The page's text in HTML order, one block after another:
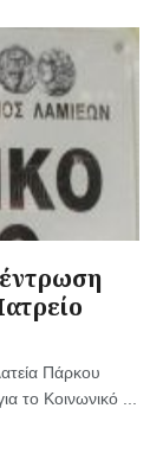
Πάρκου
το Κοινωνικό ...